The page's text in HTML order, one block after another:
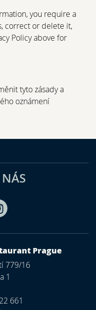
you require a
correct or delete it,
Policy above for
tyto zásady a
oznámení
Prague
779/16
1
661
NÁS
Instagram